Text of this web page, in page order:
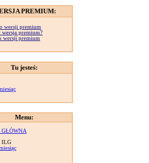
PREMIUM:
wersji premium
wersja premium?
wersji premium
Tu jesteś:
Menu:
GŁÓWNA
ILG